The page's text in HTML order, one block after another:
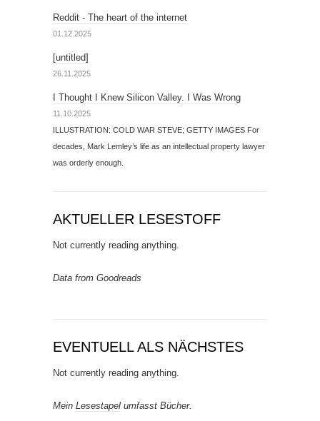
Reddit - The heart of the internet
01.12.2025
[untitled]
26.11.2025
I Thought I Knew Silicon Valley. I Was Wrong
11.10.2025
ILLUSTRATION: COLD WAR STEVE; GETTY IMAGES For
decades, Mark Lemley’s life as an intellectual property lawyer
was orderly enough.
AKTUELLER LESESTOFF
Not currently reading anything.
Data from Goodreads
EVENTUELL ALS NÄCHSTES
Not currently reading anything.
Mein Lesestapel umfasst Bücher.